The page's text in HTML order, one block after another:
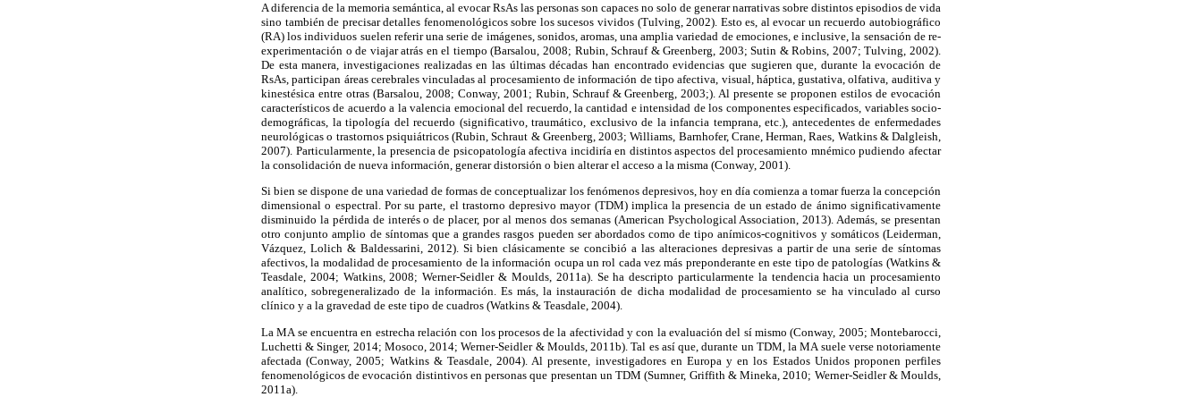
A diferencia de la memoria semántica, al evocar RsAs las personas son capaces no solo de generar narrativas sobre distintos episodios de vida
sino también de precisar detalles fenomenológicos sobre los sucesos vividos (Tulving, 2002). Esto es, al evocar un recuerdo autobiográfico
(RA) los individuos suelen referir una serie de imágenes, sonidos, aromas, una amplia variedad de emociones, e inclusive, la sensación de re-
experimentación o de viajar atrás en el tiempo (Barsalou, 2008; Rubin, Schrauf & Greenberg, 2003; Sutin & Robins, 2007; Tulving, 2002).
De esta manera, investigaciones realizadas en las últimas décadas han encontrado evidencias que sugieren que, durante la evocación de
RsAs, participan áreas cerebrales vinculadas al procesamiento de información de tipo afectiva, visual, háptica, gustativa, olfativa, auditiva y
kinestésica entre otras (Barsalou, 2008; Conway, 2001; Rubin, Schrauf & Greenberg, 2003;). Al presente se proponen estilos de evocación
característicos de acuerdo a la valencia emocional del recuerdo, la cantidad e intensidad de los componentes especificados, variables socio-
demográficas, la tipología del recuerdo (significativo, traumático, exclusivo de la infancia temprana, etc.), antecedentes de enfermedades
neurológicas o trastornos psiquiátricos (Rubin, Schraut & Greenberg, 2003; Williams, Barnhofer, Crane, Herman, Raes, Watkins & Dalgleish,
2007). Particularmente, la presencia de psicopatología afectiva incidiría en distintos aspectos del procesamiento mnémico pudiendo afectar
la consolidación de nueva información, generar distorsión o bien alterar el acceso a la misma (Conway, 2001).
Si bien se dispone de una variedad de formas de conceptualizar los fenómenos depresivos, hoy en día comienza a tomar fuerza la concepción
dimensional o espectral. Por su parte, el trastorno depresivo mayor (TDM) implica la presencia de un estado de ánimo significativamente
disminuido la pérdida de interés o de placer, por al menos dos semanas (American Psychological Association, 2013). Además, se presentan
otro conjunto amplio de síntomas que a grandes rasgos pueden ser abordados como de tipo anímicos-cognitivos y somáticos (Leiderman,
Vázquez, Lolich & Baldessarini, 2012). Si bien clásicamente se concibió a las alteraciones depresivas a partir de una serie de síntomas
afectivos, la modalidad de procesamiento de la información ocupa un rol cada vez más preponderante en este tipo de patologías (Watkins &
Teasdale, 2004; Watkins, 2008; Werner-Seidler & Moulds, 2011a). Se ha descripto particularmente la tendencia hacia un procesamiento
analítico, sobregeneralizado de la información. Es más, la instauración de dicha modalidad de procesamiento se ha vinculado al curso
clínico y a la gravedad de este tipo de cuadros (Watkins & Teasdale, 2004).
La MA se encuentra en estrecha relación con los procesos de la afectividad y con la evaluación del sí mismo (Conway, 2005; Montebarocci,
Luchetti & Singer, 2014; Mosoco, 2014; Werner-Seidler & Moulds, 2011b). Tal es así que, durante un TDM, la MA suele verse notoriamente
afectada (Conway, 2005; Watkins & Teasdale, 2004). Al presente, investigadores en Europa y en los Estados Unidos proponen perfiles
fenomenológicos de evocación distintivos en personas que presentan un TDM (Sumner, Griffith & Mineka, 2010; Werner-Seidler & Moulds,
2011a).